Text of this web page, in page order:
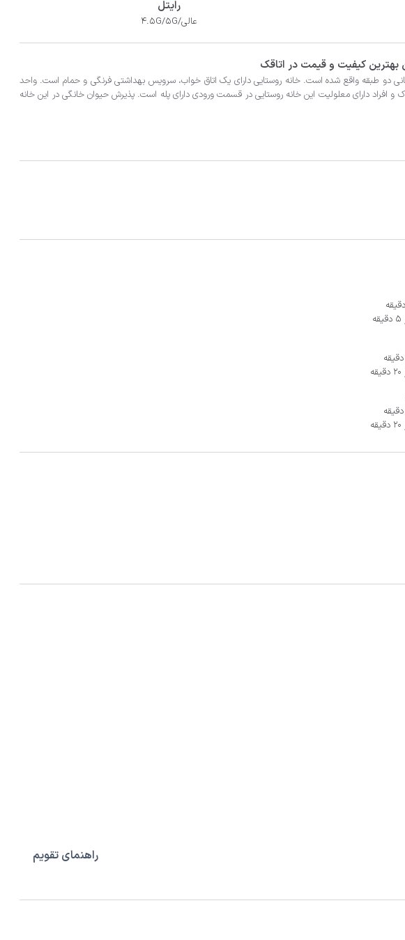
رایتل
عالی/4.5G/5G
خانه روستایی هایته گل (سپینود) اقامتگاهی برای سفرهای کاری و استراحت شماست. این خانه روستایی با زیر بنای 100 متر مربع در طبقه دوم ساختمانی دو طبقه واقع شده است. خانه روستایی دارای یک اتاق خواب، سرویس بهداشتی فرنگی و حمام است. واحد
راهنمای تقویم